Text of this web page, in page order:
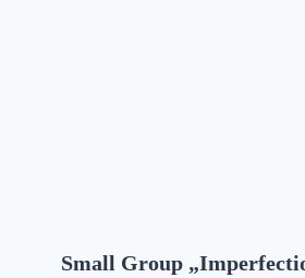
Small Group